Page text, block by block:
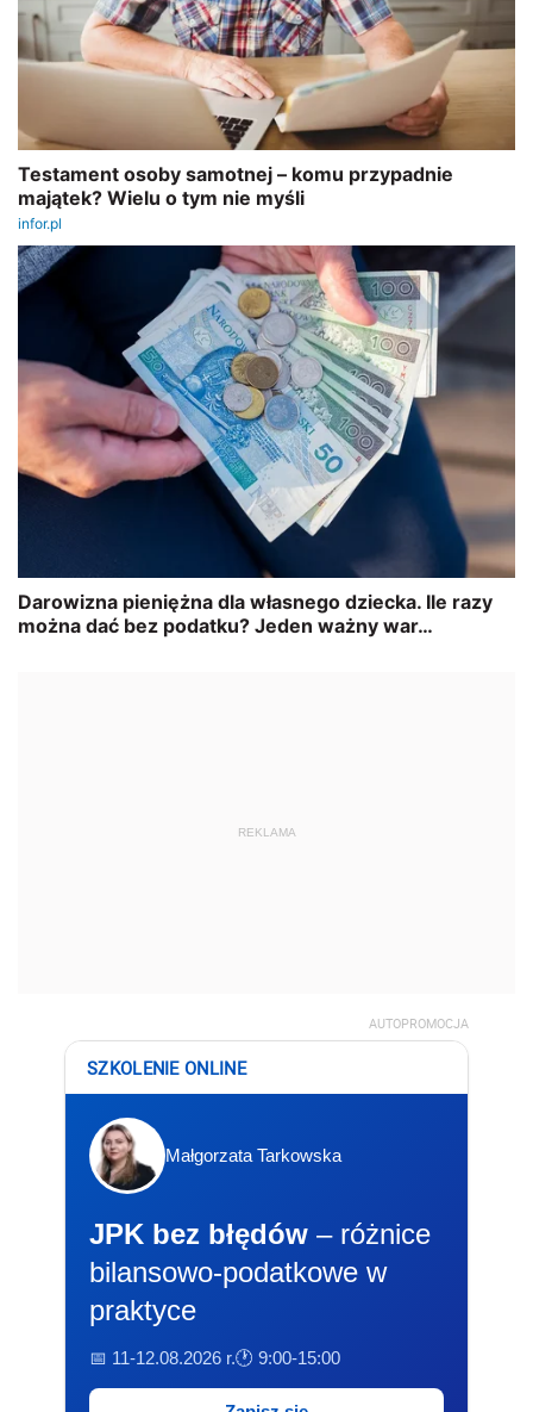
REKLAMA
AUTOPROMOCJA
SZKOLENIE ONLINE
Małgorzata Tarkowska
JPK bez błędów – różnice
bilansowo-podatkowe w
praktyce
📅 11-12.08.2026 r.🕐 9:00-15:00